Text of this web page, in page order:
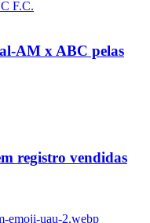
AM x ABC pelas
registro vendidas